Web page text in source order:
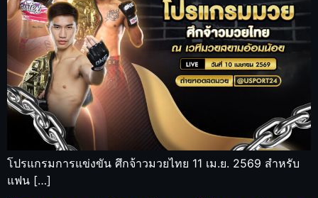
โปรแกรมการแข่งขัน ศึกจ้าวมวยไทย 11 เม.ย. 2569 สำหรับ
แฟน […]